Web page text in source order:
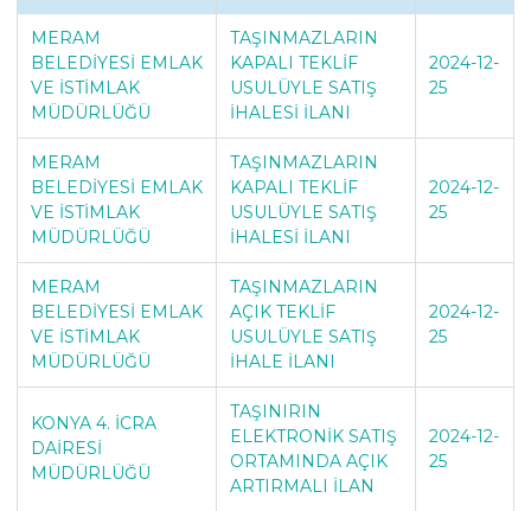
MERAM
BELEDİYESİ EMLAK
VE İSTİMLAK
MÜDÜRLÜĞÜ
TAŞINMAZLARIN
KAPALI TEKLİF
USULÜYLE SATIŞ
İHALESİ İLANI
2024-12-
25
MERAM
BELEDİYESİ EMLAK
VE İSTİMLAK
MÜDÜRLÜĞÜ
TAŞINMAZLARIN
KAPALI TEKLİF
USULÜYLE SATIŞ
İHALESİ İLANI
2024-12-
25
MERAM
BELEDİYESİ EMLAK
VE İSTİMLAK
MÜDÜRLÜĞÜ
TAŞINMAZLARIN
AÇIK TEKLİF
USULÜYLE SATIŞ
İHALE İLANI
2024-12-
25
KONYA 4. İCRA
DAİRESİ
MÜDÜRLÜĞÜ
TAŞINIRIN
ELEKTRONİK SATIŞ
ORTAMINDA AÇIK
ARTIRMALI İLAN
2024-12-
25